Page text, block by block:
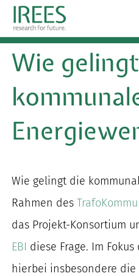
Zum
Inhalt
springen
ÜBER
PROJEKTE
KARRIERE
Suche
Wie
Wie gelingt die
Rahmen des
das Projekt-Konsortium
EBI diese Frage. Im
hierbei insbesondere